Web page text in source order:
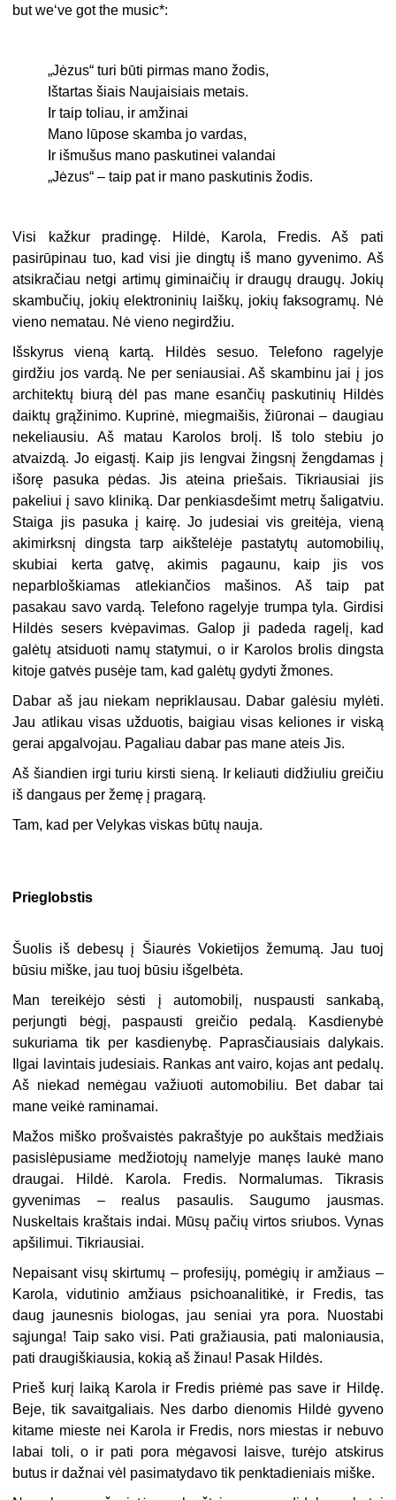
but we‘ve got the music*:
„Jėzus“ turi būti pirmas mano žodis,
Ištartas šiais Naujaisiais metais.
Ir taip toliau, ir amžinai
Mano lūpose skamba jo vardas,
Ir išmušus mano paskutinei valandai
„Jėzus“ – taip pat ir mano paskutinis žodis.
Visi kažkur pradingę. Hildė, Karola, Fredis. Aš pati
pasirūpinau tuo, kad visi jie dingtų iš mano gyvenimo. Aš
atsikračiau netgi artimų giminaičių ir draugų draugų. Jokių
skambučių, jokių elektroninių laiškų, jokių faksogramų. Nė
vieno nematau. Nė vieno negirdžiu.
Išskyrus vieną kartą. Hildės sesuo. Telefono ragelyje
girdžiu jos vardą. Ne per seniausiai. Aš skambinu jai į jos
architektų biurą dėl pas mane esančių paskutinių Hildės
daiktų grąžinimo. Kuprinė, miegmaišis, žiūronai – daugiau
nekeliausiu. Aš matau Karolos brolį. Iš tolo stebiu jo
atvaizdą. Jo eigastį. Kaip jis lengvai žingsnį žengdamas į
išorę pasuka pėdas. Jis ateina priešais. Tikriausiai jis
pakeliui į savo kliniką. Dar penkiasdešimt metrų šaligatviu.
Staiga jis pasuka į kairę. Jo judesiai vis greitėja, vieną
akimirksnį dingsta tarp aikštelėje pastatytų automobilių,
skubiai kerta gatvę, akimis pagaunu, kaip jis vos
neparbloškiamas atlekiančios mašinos. Aš taip pat
pasakau savo vardą. Telefono ragelyje trumpa tyla. Girdisi
Hildės sesers kvėpavimas. Galop ji padeda ragelį, kad
galėtų atsiduoti namų statymui, o ir Karolos brolis dingsta
kitoje gatvės pusėje tam, kad galėtų gydyti žmones.
Dabar aš jau niekam nepriklausau. Dabar galėsiu mylėti.
Jau atlikau visas užduotis, baigiau visas keliones ir viską
gerai apgalvojau. Pagaliau dabar pas mane ateis Jis.
Aš šiandien irgi turiu kirsti sieną. Ir keliauti didžiuliu greičiu
iš dangaus per žemę į pragarą.
Tam, kad per Velykas viskas būtų nauja.
Prieglobstis
Šuolis iš debesų į Šiaurės Vokietijos žemumą. Jau tuoj
būsiu miške, jau tuoj būsiu išgelbėta.
Man tereikėjo sėsti į automobilį, nuspausti sankabą,
perjungti bėgį, paspausti greičio pedalą. Kasdienybė
sukuriama tik per kasdienybę. Paprasčiausiais dalykais.
Ilgai lavintais judesiais. Rankas ant vairo, kojas ant pedalų.
Aš niekad nemėgau važiuoti automobiliu. Bet dabar tai
mane veikė raminamai.
Mažos miško prošvaistės pakraštyje po aukštais medžiais
pasislėpusiame medžiotojų namelyje manęs laukė mano
draugai. Hildė. Karola. Fredis. Normalumas. Tikrasis
gyvenimas – realus pasaulis. Saugumo jausmas.
Nuskeltais kraštais indai. Mūsų pačių virtos sriubos. Vynas
apšilimui. Tikriausiai.
Nepaisant visų skirtumų – profesijų, pomėgių ir amžiaus –
Karola, vidutinio amžiaus psichoanalitikė, ir Fredis, tas
daug jaunesnis biologas, jau seniai yra pora. Nuostabi
sąjunga! Taip sako visi. Pati gražiausia, pati maloniausia,
pati draugiškiausia, kokią aš žinau! Pasak Hildės.
Prieš kurį laiką Karola ir Fredis priėmė pas save ir Hildę.
Beje, tik savaitgaliais. Nes darbo dienomis Hildė gyveno
kitame mieste nei Karola ir Fredis, nors miestas ir nebuvo
labai toli, o ir pati pora mėgavosi laisve, turėjo atskirus
butus ir dažnai vėl pasimatydavo tik penktadieniais miške.